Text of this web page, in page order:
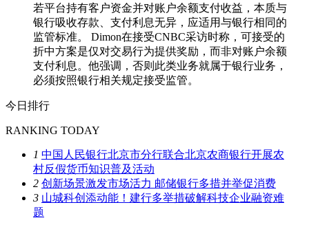
若平台持有客户资金并对账户余额支付收益，本质与
银行吸收存款、支付利息无异，应适用与银行相同的
监管标准。 Dimon在接受CNBC采访时称，可接受的
折中方案是仅对交易行为提供奖励，而非对账户余额
支付利息。他强调，否则此类业务就属于银行业务，
必须按照银行相关规定接受监管。
今日排行
RANKING TODAY
1 中国人民银行北京市分行联合北京农商银行开展农
村反假货币知识普及活动
2 创新场景激发市场活力 邮储银行多措并举促消费
3 山城科创添动能！建行多举措破解科技企业融资难
题